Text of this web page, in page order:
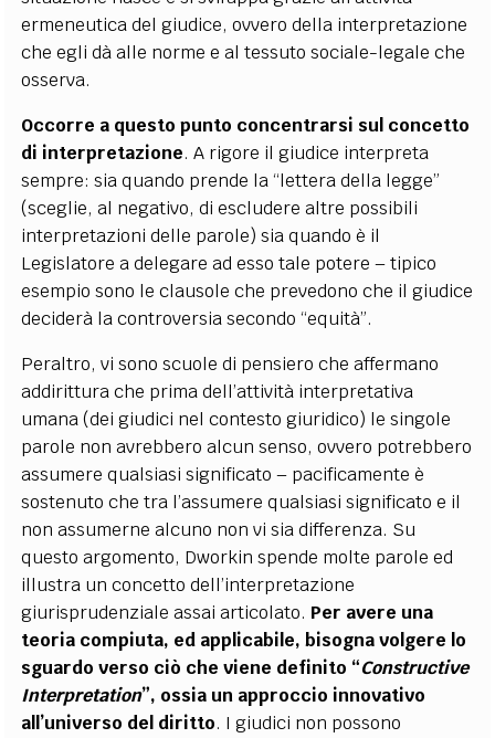
ermeneutica del giudice, ovvero della interpretazione
che egli dà alle norme e al tessuto sociale-legale che
osserva.
Occorre a questo punto concentrarsi sul concetto
di interpretazione. A rigore il giudice interpreta
sempre: sia quando prende la “lettera della legge”
(sceglie, al negativo, di escludere altre possibili
interpretazioni delle parole) sia quando è il
Legislatore a delegare ad esso tale potere – tipico
esempio sono le clausole che prevedono che il giudice
deciderà la controversia secondo “equità”.
Peraltro, vi sono scuole di pensiero che affermano
addirittura che prima dell’attività interpretativa
umana (dei giudici nel contesto giuridico) le singole
parole non avrebbero alcun senso, ovvero potrebbero
assumere qualsiasi significato – pacificamente è
sostenuto che tra l’assumere qualsiasi significato e il
non assumerne alcuno non vi sia differenza. Su
questo argomento, Dworkin spende molte parole ed
illustra un concetto dell’interpretazione
giurisprudenziale assai articolato. Per avere una
teoria compiuta, ed applicabile, bisogna volgere lo
sguardo verso ciò che viene definito “Constructive
Interpretation”, ossia un approccio innovativo
all’universo del diritto. I giudici non possono